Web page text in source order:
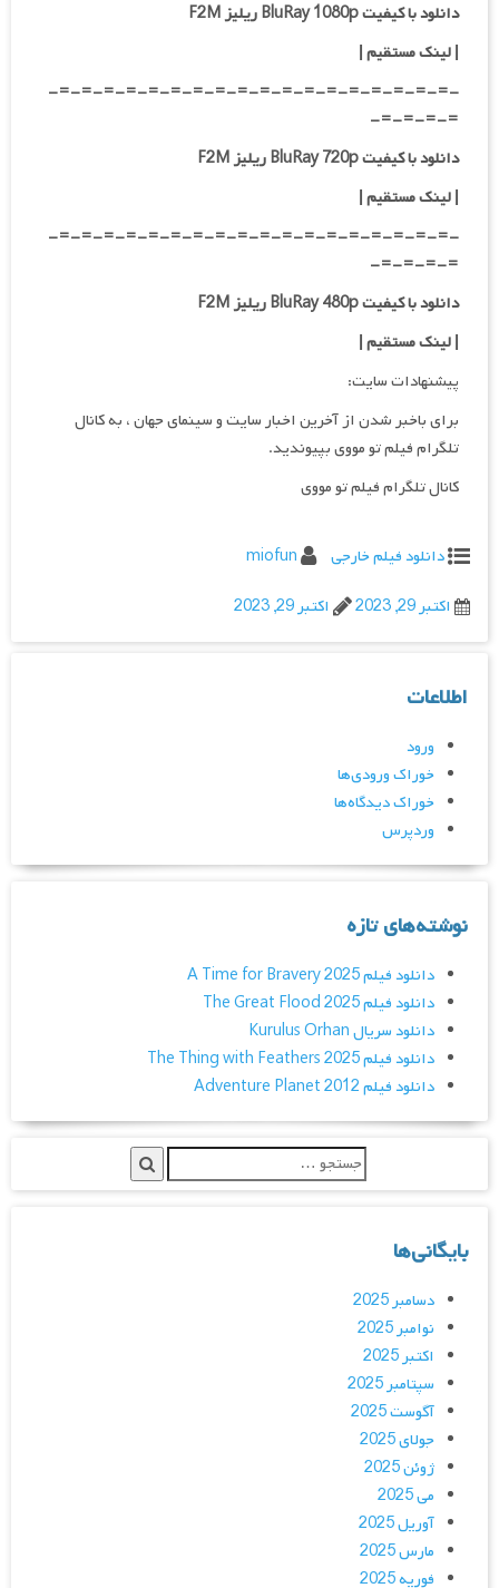
دانلود با کیفیت BluRay 1080p ریلیز F2M
|لینک مستقیم|
-=-=-=-=-=-=-=-=-=-=-=-=-=-=-=-=-=-=-
=-=-=-=-
دانلود با کیفیت BluRay 720p ریلیز F2M
| لینک مستقیم|
-=-=-=-=-=-=-=-=-=-=-=-=-=-=-=-=-=-=-
=-=-=-=-
دانلود با کیفیت BluRay 480p ریلیز F2M
| لینک مستقیم|
پیشنهادات سایت:
برای باخبر شدن از آخرین اخبار سایت و سینمای جهان ، به کانال
تلگرام فیلم تو مووی بپیوندید.
کانال تلگرام فیلم تو مووی
دانلود فیلم خارجی
miofun
اکتبر 29, 2023
اکتبر 29, 2023
اطلاعات
ورود
خوراک ورودی‌ها
خوراک دیدگاه‌ها
وردپرس
نوشته‌های تازه
دانلود فیلم A Time for Bravery 2025
دانلود فیلم The Great Flood 2025
دانلود سریال Kurulus Orhan
دانلود فیلم The Thing with Feathers 2025
دانلود فیلم Adventure Planet 2012
بایگانی‌ها
دسامبر 2025
نوامبر 2025
اکتبر 2025
سپتامبر 2025
آگوست 2025
جولای 2025
ژوئن 2025
می 2025
آوریل 2025
مارس 2025
فوریه 2025